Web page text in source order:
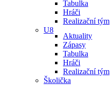
Tabulka
Hráči
Realizační tým
U8
Aktuality
Zápasy
Tabulka
Hráči
Realizační tým
Školička